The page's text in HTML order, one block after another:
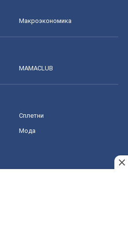
Mакроэкономика
MAMACLUB
Сплетни
Мода